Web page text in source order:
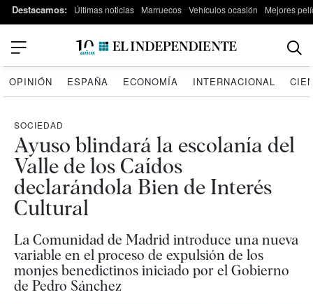
Destacamos: Últimas noticias Marruecos Vehículos ocasión Mejores
OPINIÓN ESPAÑA ECONOMÍA INTERNACIONAL
SOCIEDAD
Ayuso blindará la escolanía del
Valle de los Caídos
declarándola Bien de Interés
Cultural
La Comunidad de Madrid introduce una nueva
variable en el proceso de expulsión de los
monjes benedictinos iniciado por el Gobierno
de Pedro Sánchez